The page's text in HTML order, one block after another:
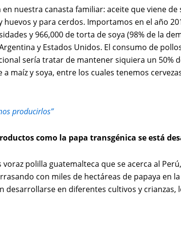
nuestra canasta familiar: aceite que viene
y para cerdos. Importamos en el año
y 966,000 de torta de soya (98% de la
y Estados Unidos. El consumo de
sería tratar de mantener siquiera un 50%
y soya, entre los cuales tenemos
producirlos”
como la papa transgénica se está
polilla guatemalteca que se acerca al
con miles de hectáreas de papaya en
en diferentes cultivos y